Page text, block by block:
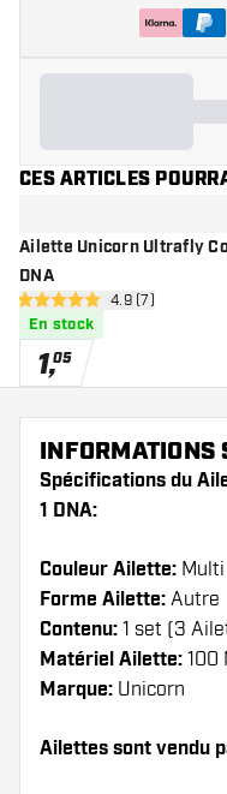
CES ARTICLES
Ailette Unicorn Ultrafly
DNA
ouvrir le
4.9 étoiles de notation
4.9 (7)
En stock
1,05
INFORMATIONS
Spécifications du
1 DNA:
Couleur Ailette: Multi
Forme Ailette: Autre
Contenu: 1 set (3
Matériel Ailette: 100
Marque: Unicorn
Ailettes sont vendu